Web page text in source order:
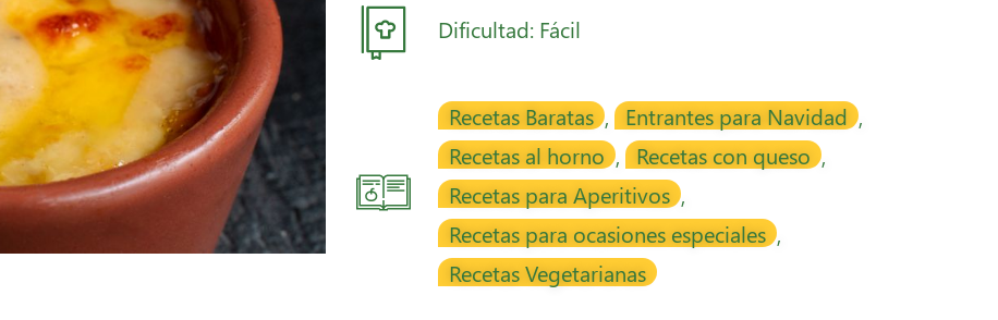
Dificultad: Fácil
Recetas Baratas , Entrantes para Navidad ,
Recetas al horno , Recetas con queso ,
Recetas para Aperitivos ,
Recetas para ocasiones especiales ,
Recetas Vegetarianas